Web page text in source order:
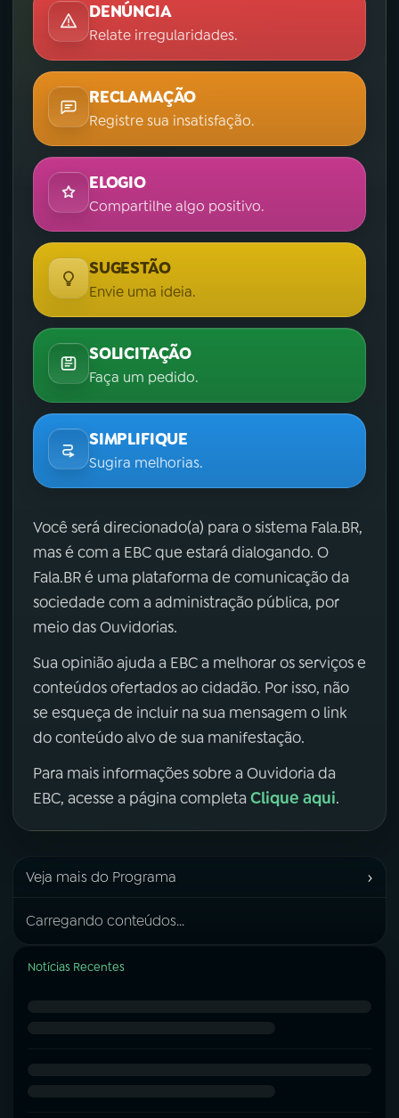
DENÚNCIA
Relate irregularidades.
RECLAMAÇÃO
Registre sua insatisfação.
ELOGIO
Compartilhe algo positivo.
SUGESTÃO
Envie uma ideia.
SOLICITAÇÃO
Faça um pedido.
SIMPLIFIQUE
Sugira melhorias.
Você será direcionado(a) para o sistema Fala.BR,
mas é com a EBC que estará dialogando. O
Fala.BR é uma plataforma de comunicação da
sociedade com a administração pública, por
meio das Ouvidorias.
Sua opinião ajuda a EBC a melhorar os serviços e
conteúdos ofertados ao cidadão. Por isso, não
se esqueça de incluir na sua mensagem o link
do conteúdo alvo de sua manifestação.
Para mais informações sobre a Ouvidoria da
EBC, acesse a página completa Clique aqui.
Veja mais do Programa ›
Carregando conteúdos...
Notícias Recentes